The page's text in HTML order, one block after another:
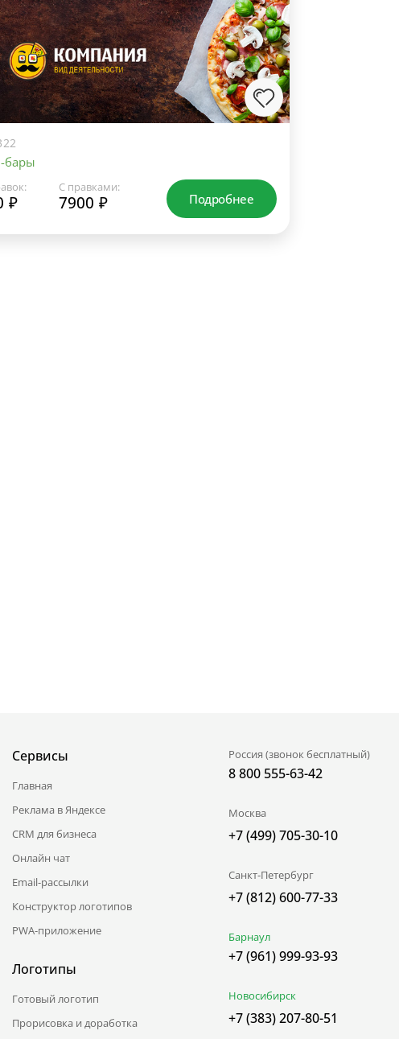
бары
₽
С правками:
7900 ₽ Подробнее
Сервисы
Главная
Реклама в Яндексе
CRM для бизнеса
Онлайн чат
Email-рассылки
Конструктор логотипов
PWA-приложение
Логотипы
Готовый логотип
Прорисовка и доработка
Россия (звонок бесплатный)
8 800 555-63-42
Москва
+7 (499) 705-30-10
Санкт-Петербург
+7 (812) 600-77-33
Барнаул
+7 (961) 999-93-93
Новосибирск
+7 (383) 207-80-51